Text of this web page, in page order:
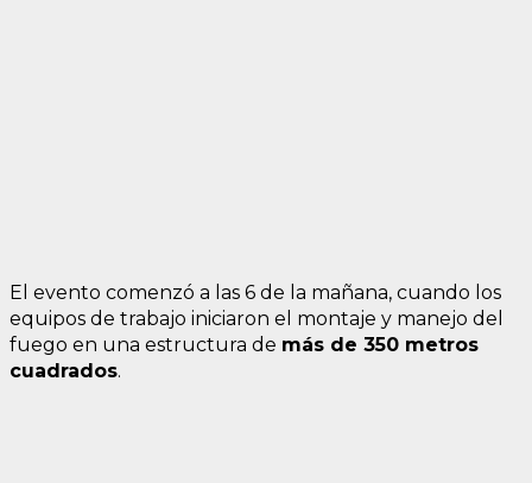
El evento comenzó a las 6 de la mañana, cuando los
equipos de trabajo iniciaron el montaje y manejo del
fuego en una estructura de más de 350 metros
cuadrados.